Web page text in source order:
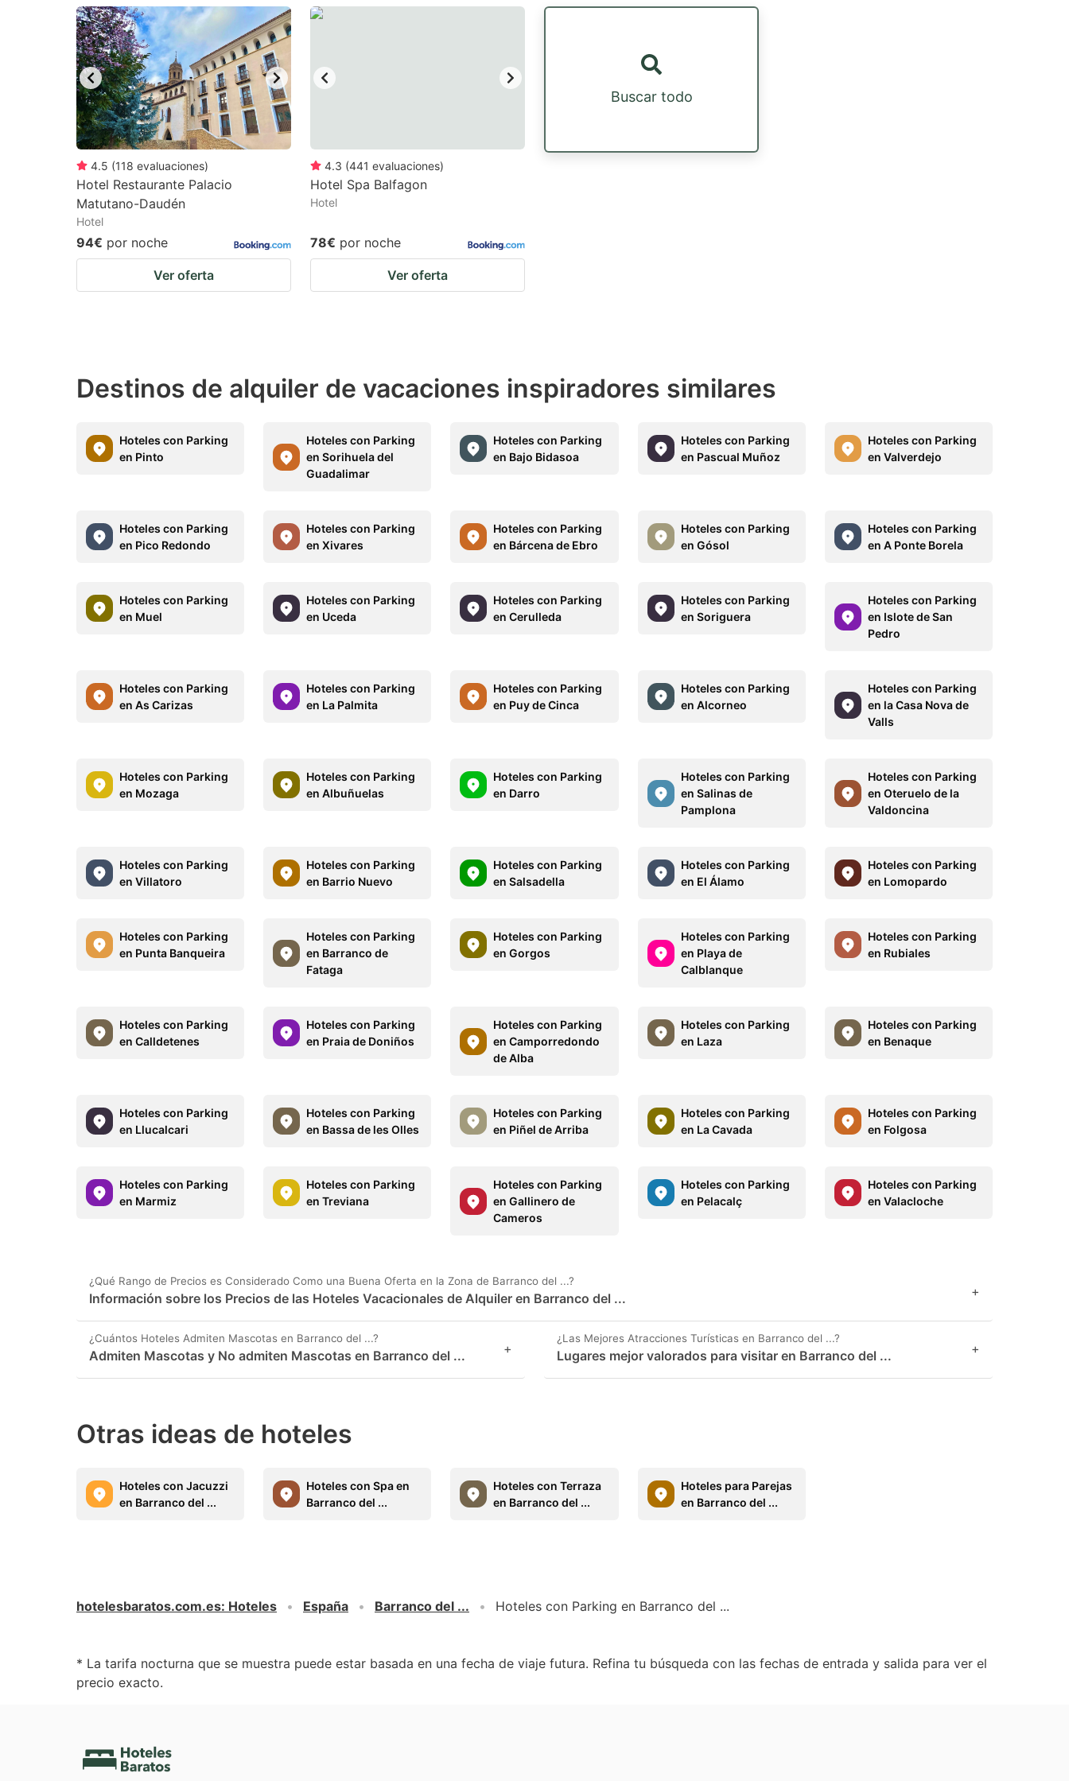
question
mark
key
to
get
the
keyboard
shortcuts
for
changing
dates.
keyboard
shortcuts
changing
dates.
4.5 (118 evaluaciones)
Hotel Restaurante Palacio
Matutano-Daudén
Hotel
94€ por noche
Ver oferta
4.3 (441 evaluaciones)
Hotel Spa Balfagon
Hotel
78€ por noche
Ver oferta
Buscar todo
Destinos de alquiler de vacaciones inspiradores similares
Hoteles con Parking
en Pinto
Hoteles con Parking
en Sorihuela del
Guadalimar
Hoteles con Parking
en Bajo Bidasoa
Hoteles con Parking
en Pascual Muñoz
Hoteles con Parking
en Valverdejo
Hoteles con Parking
en Pico Redondo
Hoteles con Parking
en Xivares
Hoteles con Parking
en Bárcena de Ebro
Hoteles con Parking
en Gósol
Hoteles con Parking
en A Ponte Borela
Hoteles con Parking
en Muel
Hoteles con Parking
en Uceda
Hoteles con Parking
en Cerulleda
Hoteles con Parking
en Soriguera
Hoteles con Parking
en Islote de San
Pedro
Hoteles con Parking
en As Carizas
Hoteles con Parking
en La Palmita
Hoteles con Parking
en Puy de Cinca
Hoteles con Parking
en Alcorneo
Hoteles con Parking
en la Casa Nova de
Valls
Hoteles con Parking
en Mozaga
Hoteles con Parking
en Albuñuelas
Hoteles con Parking
en Darro
Hoteles con Parking
en Salinas de
Pamplona
Hoteles con Parking
en Oteruelo de la
Valdoncina
Hoteles con Parking
en Villatoro
Hoteles con Parking
en Barrio Nuevo
Hoteles con Parking
en Salsadella
Hoteles con Parking
en El Álamo
Hoteles con Parking
en Lomopardo
Hoteles con Parking
en Punta Banqueira
Hoteles con Parking
en Barranco de
Fataga
Hoteles con Parking
en Gorgos
Hoteles con Parking
en Playa de
Calblanque
Hoteles con Parking
en Rubiales
Hoteles con Parking
en Calldetenes
Hoteles con Parking
en Praia de Doniños
Hoteles con Parking
en Camporredondo
de Alba
Hoteles con Parking
en Laza
Hoteles con Parking
en Benaque
Hoteles con Parking
en Llucalcari
Hoteles con Parking
en Bassa de les Olles
Hoteles con Parking
en Piñel de Arriba
Hoteles con Parking
en La Cavada
Hoteles con Parking
en Folgosa
Hoteles con Parking
en Marmiz
Hoteles con Parking
en Treviana
Hoteles con Parking
en Gallinero de
Cameros
Hoteles con Parking
en Pelacalç
Hoteles con Parking
en Valacloche
¿Qué Rango de Precios es Considerado Como una Buena Oferta en la Zona de Barranco del ...?
Información sobre los Precios de las Hoteles Vacacionales de Alquiler en Barranco del ... +
¿Cuántos Hoteles Admiten Mascotas en Barranco del ...?
Admiten Mascotas y No admiten Mascotas en Barranco del ... +
¿Las Mejores Atracciones Turísticas en Barranco del ...?
Lugares mejor valorados para visitar en Barranco del ... +
Otras ideas de hoteles
Hoteles con Jacuzzi
en Barranco del ...
Hoteles con Spa en
Barranco del ...
Hoteles con Terraza
en Barranco del ...
Hoteles para Parejas
en Barranco del ...
hotelesbaratos.com.es: Hoteles España Barranco del ... Hoteles con Parking en Barranco del ...
* La tarifa nocturna que se muestra puede estar basada en una fecha de viaje futura. Refina tu búsqueda con las fechas de entrada y salida para ver el
precio exacto.